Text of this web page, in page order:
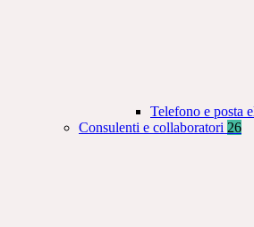
Telefono e posta
Consulenti e collaboratori 26